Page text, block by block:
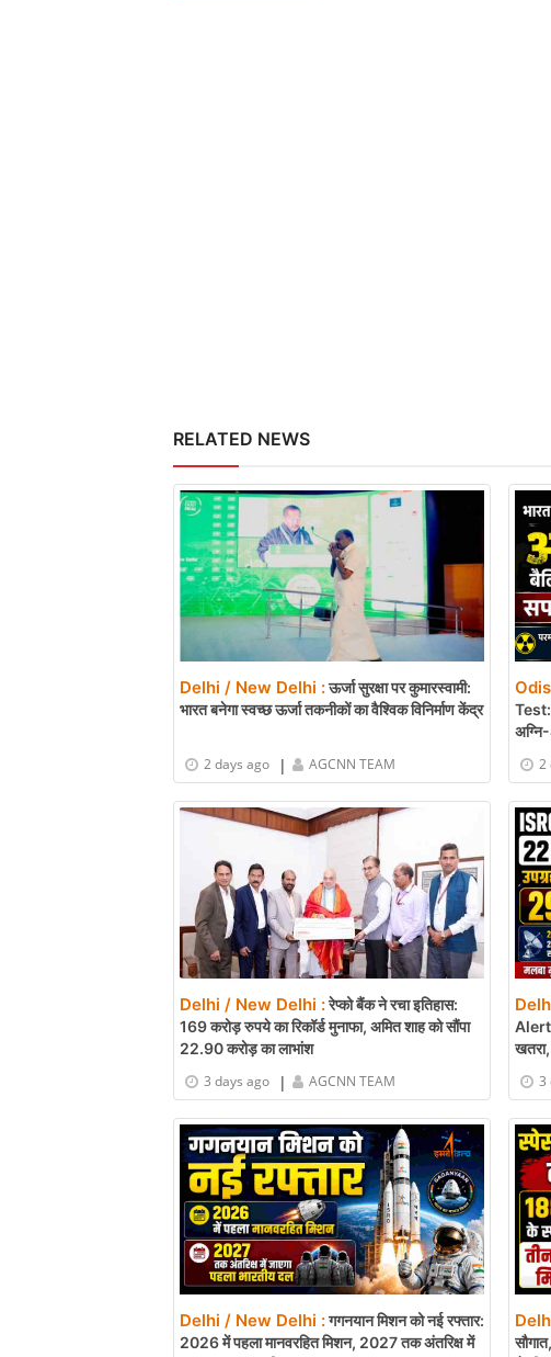
RELATED NEWS
Delhi / New Delhi :ऊर्जा सुरक्षा पर कुमारस्वामी:
भारत बनेगा स्वच्छ ऊर्जा तकनीकों का वैश्विक विनिर्माण केंद्र
2 days ago | AGCNN TEAM
Test:
2
Delhi / New Delhi :रेप्को बैंक ने रचा इतिहास:
169 करोड़ रुपये का रिकॉर्ड मुनाफा, अमित शाह को सौंपा
22.90 करोड़ का लाभांश
3 days ago
| AGCNN TEAM
3
Delhi / New Delhi :गगनयान मिशन को नई रफ्तार:
2026 में पहला मानवरहित मिशन, 2027 तक अंतरिक्ष में